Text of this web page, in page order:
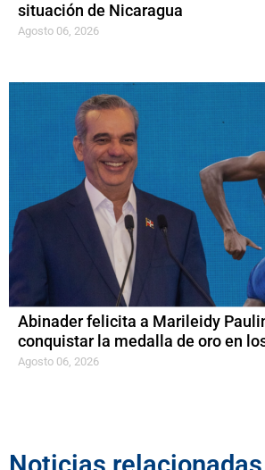
situación de Nicaragua
Agosto 06, 2026
Abinader felicita a Marileidy
conquistar la medalla de oro en
Agosto 06, 2026